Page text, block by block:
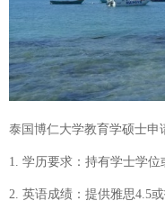
泰国博仁大学教育学硕士申
1. 学历要求：持有学士学位
2. 英语成绩：提供雅思4.5